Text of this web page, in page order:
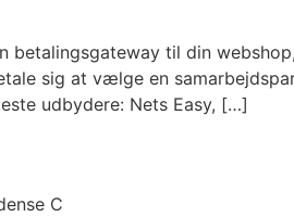
betalingsgateway til din
sig at vælge en
udbydere: Nets Easy, […]
C